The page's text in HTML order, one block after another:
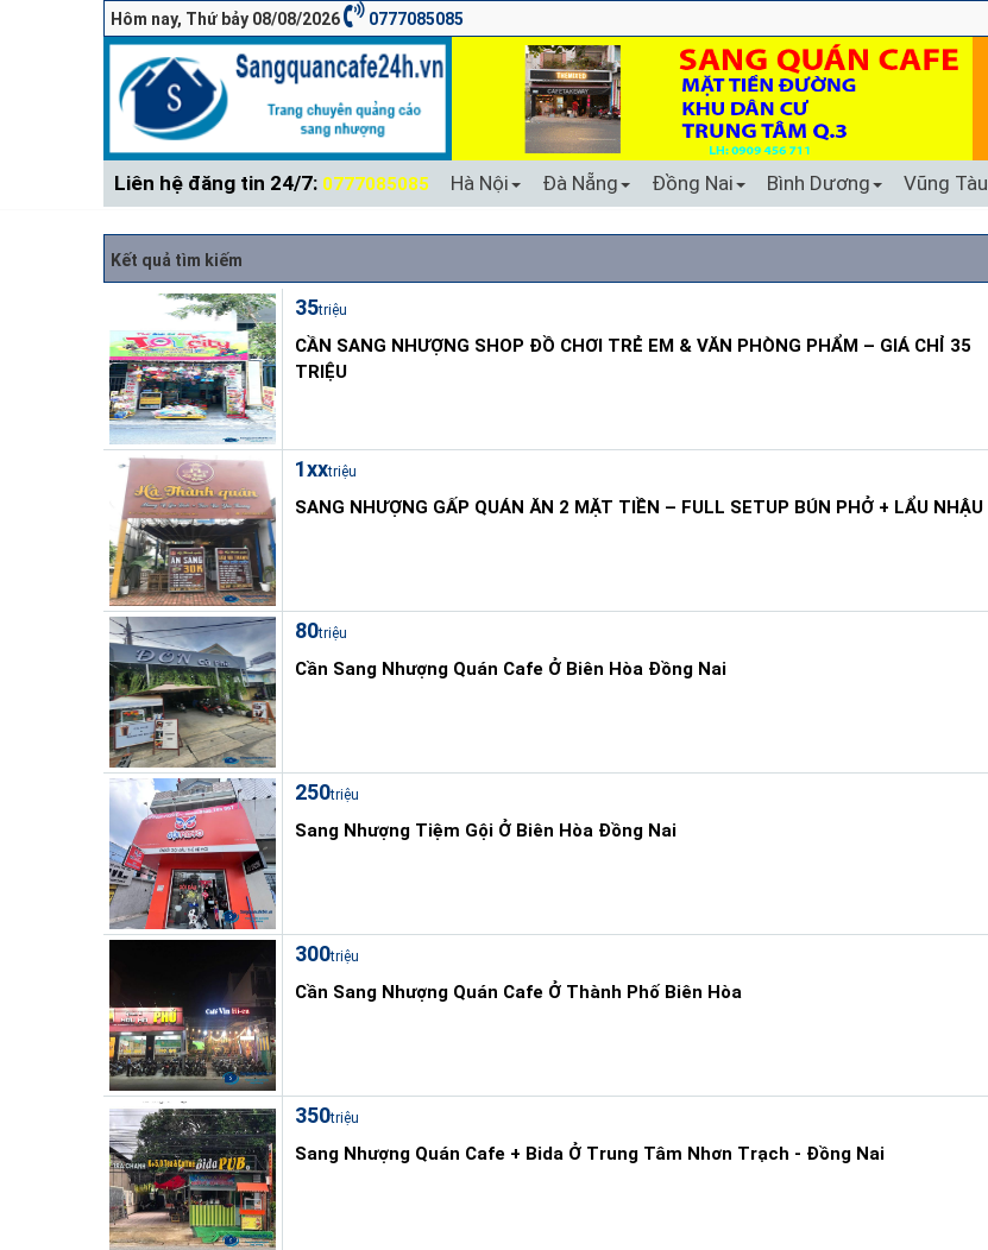
Hôm nay, Thứ bảy 08/08/2026 0777085085
Liên hệ đăng tin 24/7: 0777085085 Hà Nội Đà Nẵng Đồng Nai Bình Dương Vũng Tàu
Kết quả tìm kiếm
35triệu
CẦN SANG NHƯỢNG SHOP ĐỒ CHƠI TRẺ EM & VĂN PHÒNG PHẨM – GIÁ CHỈ 35
TRIỆU
1xxtriệu
SANG NHƯỢNG GẤP QUÁN ĂN 2 MẶT TIỀN – FULL SETUP BÚN PHỞ + LẨU NHẬU
80triệu
Cần Sang Nhượng Quán Cafe Ở Biên Hòa Đồng Nai
250triệu
Sang Nhượng Tiệm Gội Ở Biên Hòa Đồng Nai
300triệu
Cần Sang Nhượng Quán Cafe Ở Thành Phố Biên Hòa
350triệu
Sang Nhượng Quán Cafe + Bida Ở Trung Tâm Nhơn Trạch - Đồng Nai